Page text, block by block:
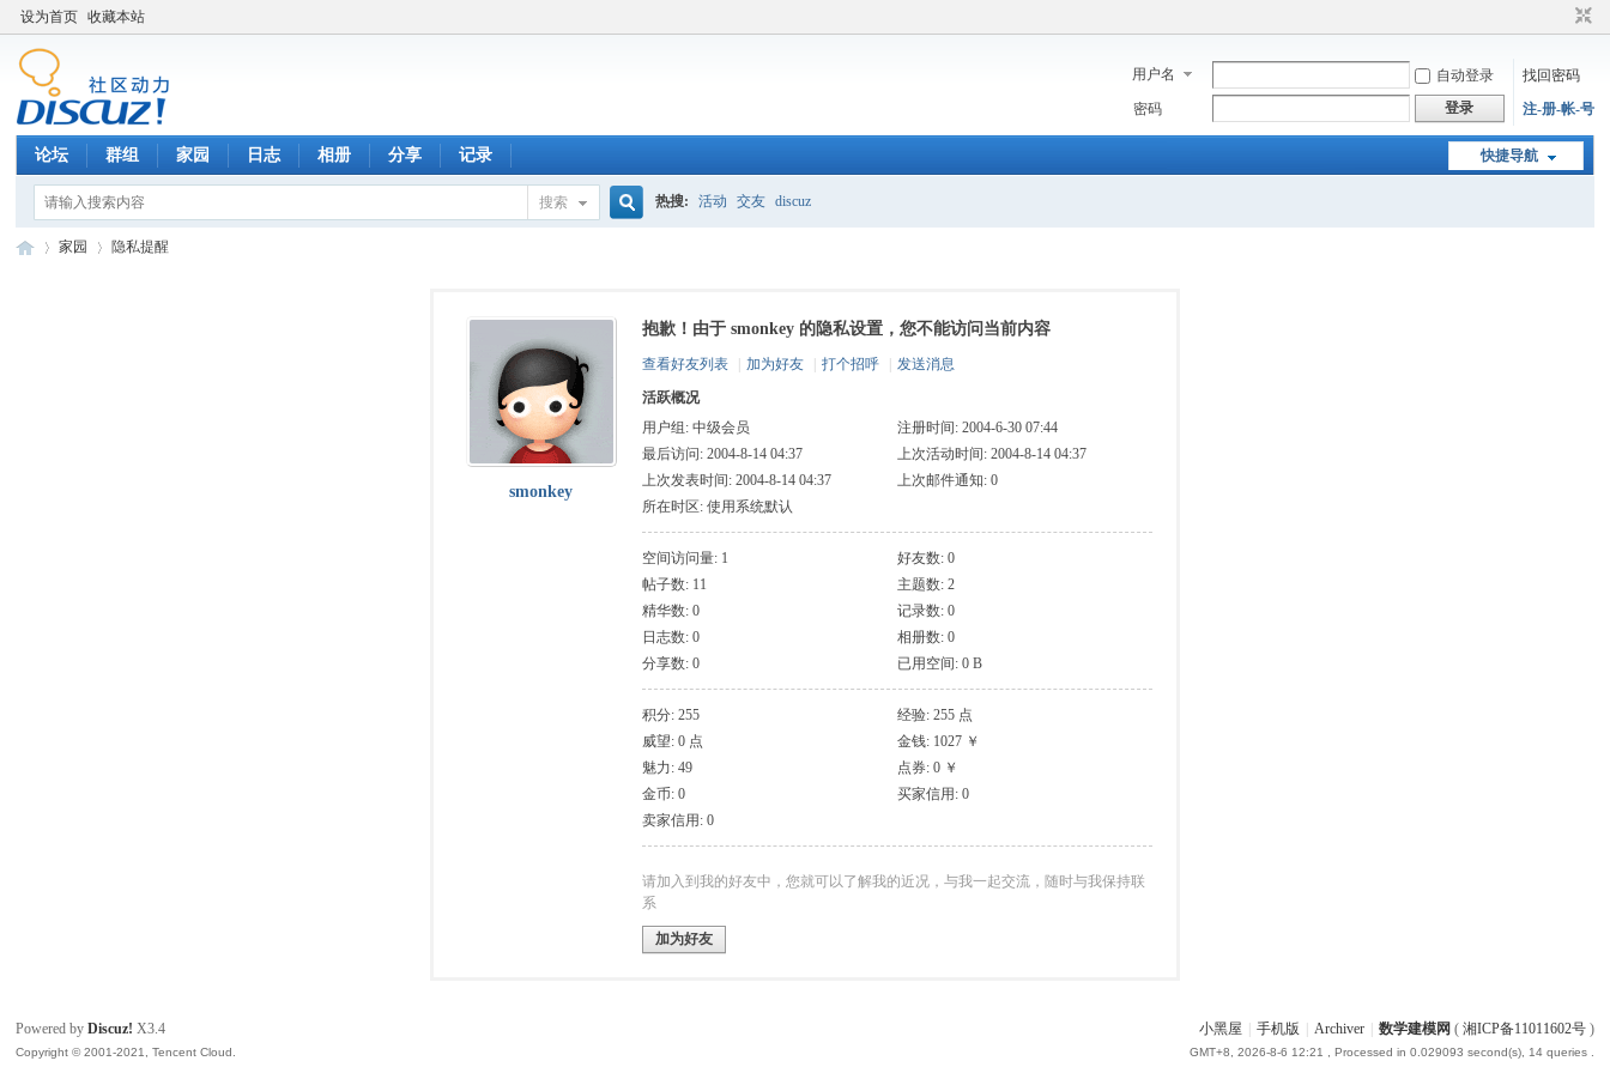
设为首页 收藏本站
用户名 自动登录
找回密码
密码
登录 注-册-帐-号
快捷导航
论坛 群组 家园 日志 相册 分享 记录
搜索 热搜: 活动 交友 discuz
家园 隐私提醒
smonkey
抱歉！由于 smonkey 的隐私设置，您不能访问当前内容
查看好友列表 加为好友 打个招呼
发送消息
活跃概况
用户组: 中级会员
注册时间: 2004-6-30 07:44
最后访问: 2004-8-14 04:37
上次活动时间: 2004-8-14 04:37
上次发表时间: 2004-8-14 04:37
上次邮件通知: 0
所在时区: 使用系统默认
空间访问量: 1
好友数: 0
帖子数: 11
主题数: 2
精华数: 0
记录数: 0
日志数: 0
相册数: 0
分享数: 0
已用空间: 0 B
积分: 255
经验: 255 点
威望: 0 点
金钱: 1027 ￥
魅力: 49
点券: 0 ￥
金币: 0
买家信用: 0
卖家信用: 0
请加入到我的好友中，您就可以了解我的近况，与我一起交流，随时与我保持联
系
加为好友
小黑屋 手机版 Archiver 数学建模网 ( 湘ICP备11011602号)
GMT+8, 2026-8-6 12:21 , Processed in 0.029093 second(s), 14 queries .
Powered byDiscuz! X3.4
Copyright © 2001-2021, Tencent Cloud.